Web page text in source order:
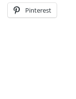
Pinterest